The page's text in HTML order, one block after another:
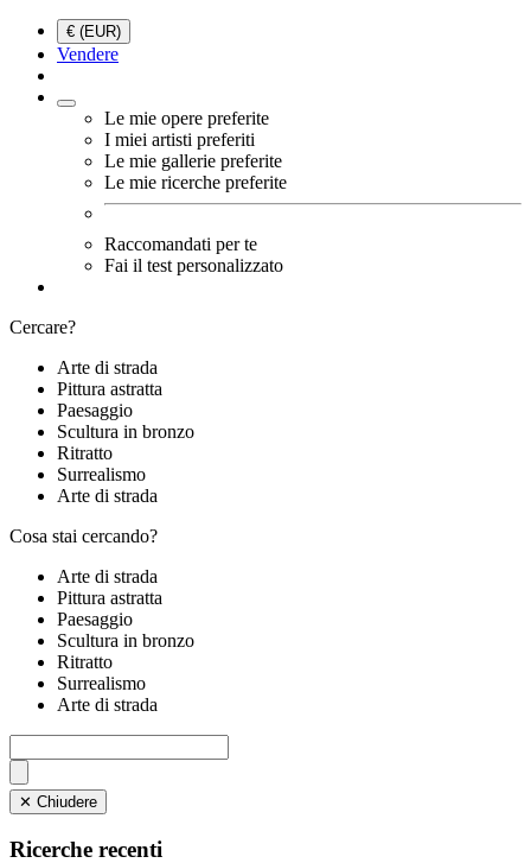
€ (EUR)
Vendere
Le mie opere preferite
I miei artisti preferiti
Le mie gallerie preferite
Le mie ricerche preferite
Raccomandati per te
Fai il test personalizzato
Cercare?
Arte di strada
Pittura astratta
Paesaggio
Scultura in bronzo
Ritratto
Surrealismo
Arte di strada
Cosa stai cercando?
Arte di strada
Pittura astratta
Paesaggio
Scultura in bronzo
Ritratto
Surrealismo
Arte di strada
✕ Chiudere
Ricerche recenti